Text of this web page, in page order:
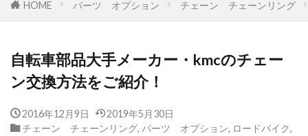
HOME パーツ オプション チェーン チェーンリング
自転車部品大手メーカー・kmcのチェー
ン交換方法をご紹介！
2016年12月9日
2019年5月30日
チェーン チェーンリング, パーツ オプション, ロードバイク,